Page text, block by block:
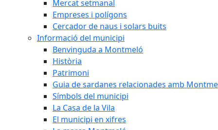
Mercat setmanal
Empreses i polígons
Cercador de naus i solars buits
Informació del municipi
Benvinguda a Montmeló
Història
Patrimoni
Guia de sardanes relacionades amb
Símbols del municipi
La Casa de la Vila
El municipi en xifres